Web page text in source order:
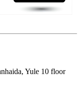
Yule 10 floor